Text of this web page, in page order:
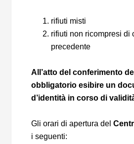
rifiuti misti
rifiuti non ricompresi di
precedente
All’atto del conferimento
obbligatorio esibire un
d’identità in corso di
Gli orari di apertura del
i seguenti: